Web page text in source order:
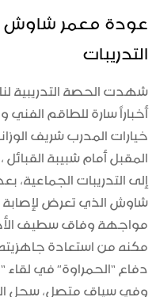
عودة معمر شاوش
التدريبات
شهدت الحصة التدريبية
أخباراً سارة للطاقم
خيارات المدرب شريف
المقبل أمام شبيبة
إلى التدريبات الجماعية،
شاوش الذي تعرض
مواجهة وفاق سطيف
مكنه من استعادة
دفاع “الحمراوة” في لقاء
وفي سياق متصل، سجل